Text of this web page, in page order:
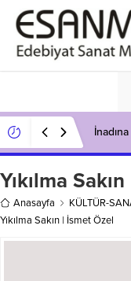
Yıkılma
Anasayfa KÜLTÜR-
Yıkılma Sakın | İsmet Özel